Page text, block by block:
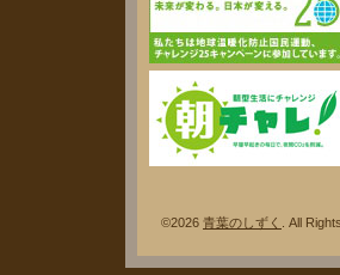
©2026 青葉のしずく . All